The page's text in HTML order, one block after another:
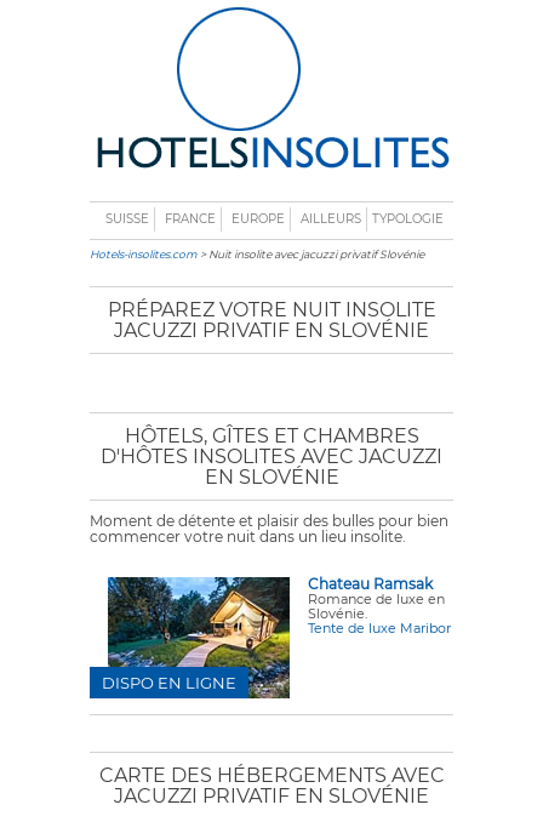
SUISSE FRANCE EUROPE AILLEURS TYPOLOGIE
Hotels-insolites.com > Nuit insolite avec jacuzzi privatif Slovénie
PRÉPAREZ VOTRE NUIT INSOLITE
JACUZZI PRIVATIF EN SLOVÉNIE
HÔTELS, GÎTES ET CHAMBRES
D'HÔTES INSOLITES AVEC JACUZZI
EN SLOVÉNIE
Moment de détente et plaisir des bulles pour bien
commencer votre nuit dans un lieu insolite.
Chateau Ramsak
Romance de luxe en
Slovénie.
Tente de luxe Maribor
DISPO EN LIGNE
CARTE DES HÉBERGEMENTS AVEC
JACUZZI PRIVATIF EN SLOVÉNIE